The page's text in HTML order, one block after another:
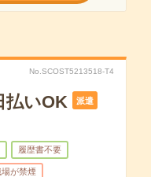
No.SCOST5213518-T4
払いOK 派遣
履歴書不要
場が禁煙